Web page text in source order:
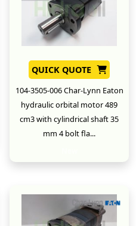
QUICK QUOTE
104-3505-006 Char-Lynn Eaton
hydraulic orbital motor 489
cm3 with cylindrical shaft 35
mm 4 bolt fla...